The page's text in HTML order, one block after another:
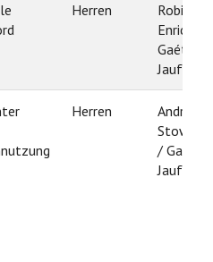
Herren
Robin
Enrico /
Gaétan
Jauffret
Herren
André
/ Gaétan
Jauffret